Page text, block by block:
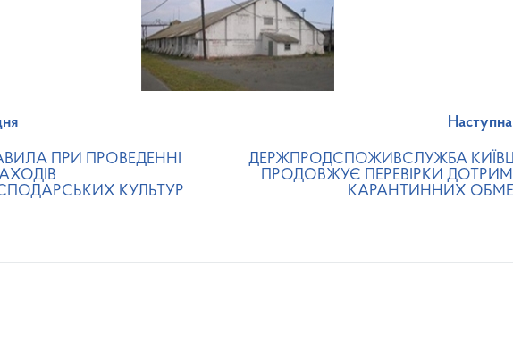
ПРИ ПРОВЕДЕННІ
КУЛЬТУР
Наступна
ДЕРЖПРОДСПОЖИВСЛУЖБА
ПРОДОВЖУЄ ПЕРЕВІРКИ
КАРАНТИННИХ